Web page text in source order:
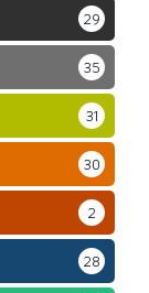
29
35
31
30
2
28